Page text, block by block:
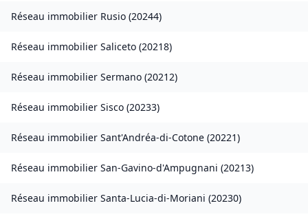
Réseau immobilier Rusio (20244)
Réseau immobilier Saliceto (20218)
Réseau immobilier Sermano (20212)
Réseau immobilier Sisco (20233)
Réseau immobilier Sant'Andréa-di-Cotone (20221)
Réseau immobilier San-Gavino-d'Ampugnani (20213)
Réseau immobilier Santa-Lucia-di-Moriani (20230)